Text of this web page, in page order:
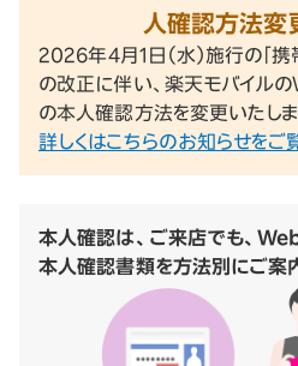
人確認方法変
2026年4月1日（水）施行の「携
の改正に伴い、楽天モバイル
の本人確認方法を変更いたしま
詳しくはこちらのお知らせをご
本人確認は、ご来店でも、
本人確認書類を方法別にご案内